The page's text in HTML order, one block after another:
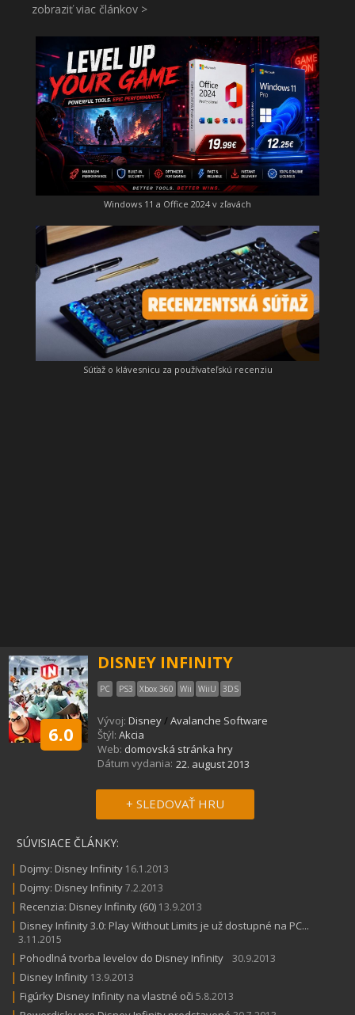
zobraziť viac článkov >
Windows 11 a Office 2024 v zľavách
Súťaž o klávesnicu za používateľskú recenziu
6.0
DISNEY INFINITY
PC PS3 Xbox 360 Wii WiiU 3DS
Vývoj: Disney/ Avalanche Software
Štýl: Akcia
Web: domovská stránka hry
Dátum vydania: 22. august 2013
+ SLEDOVAŤ HRU
SÚVISIACE ČLÁNKY:
| Dojmy: Disney Infinity 16.1.2013
| Dojmy: Disney Infinity7.2.2013
| Recenzia: Disney Infinity (60) 13.9.2013
| Disney Infinity 3.0: Play Without Limits je už dostupné na PC...
3.11.2015
| Pohodlná tvorba levelov do Disney Infinity 30.9.2013
| Disney Infinity 13.9.2013
| Figúrky Disney Infinity na vlastné oči 5.8.2013